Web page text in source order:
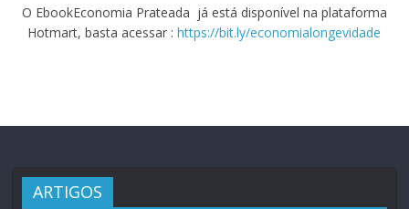
O EbookEconomia Prateada já está disponível na plataforma
Hotmart, basta acessar :https://bit.ly/economialongevidade
ARTIGOS